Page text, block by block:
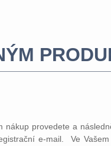
provedete a
e-mail. Ve